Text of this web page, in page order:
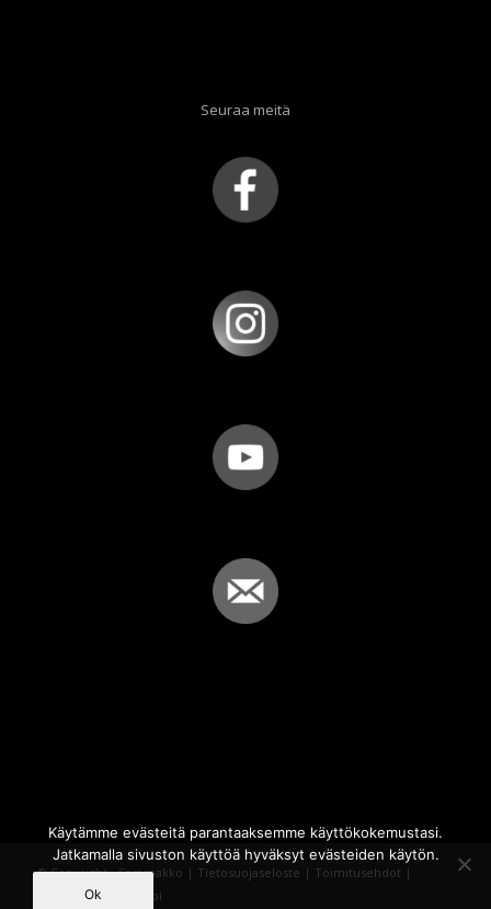
Seuraa meitä
© Copyright - Sammakko | Tietosuojaseloste | Toimitusehdot |
Powered by
iQWebbi
Käytämme evästeitä parantaaksemme käyttökokemustasi.
Jatkamalla sivuston käyttöä hyväksyt evästeiden käytön.
Ok